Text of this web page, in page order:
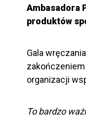
Ambasadora
produktów
Gala
organizacji
To bardzo